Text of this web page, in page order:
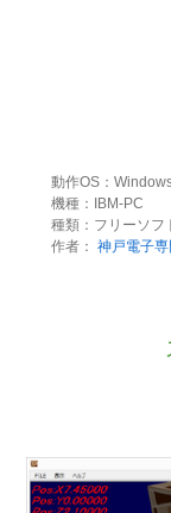
動作OS：
機種：IBM-PC
種類：フリーソフ
作者： 神戸電子